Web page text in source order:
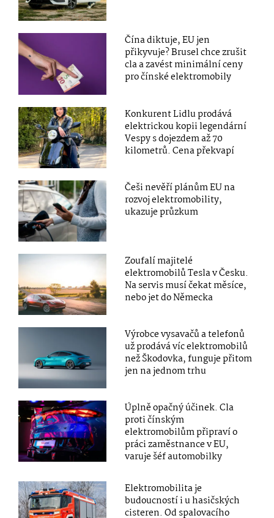
Čína diktuje, EU jen
přikyvuje? Brusel chce zrušit
cla a zavést minimální ceny
pro čínské elektromobily
Konkurent Lidlu prodává
elektrickou kopii legendární
Vespy s dojezdem až 70
kilometrů. Cena překvapí
Češi nevěří plánům EU na
rozvoj elektromobility,
ukazuje průzkum
Zoufalí majitelé
elektromobilů Tesla v Česku.
Na servis musí čekat měsíce,
nebo jet do Německa
Výrobce vysavačů a telefonů
už prodává víc elektromobilů
než Škodovka, funguje přitom
jen na jednom trhu
Úplně opačný účinek. Cla
proti čínským
elektromobilům připraví o
práci zaměstnance v EU,
varuje šéf automobilky
Elektromobilita je
budoucností i u hasičských
cisteren. Od spalovacího